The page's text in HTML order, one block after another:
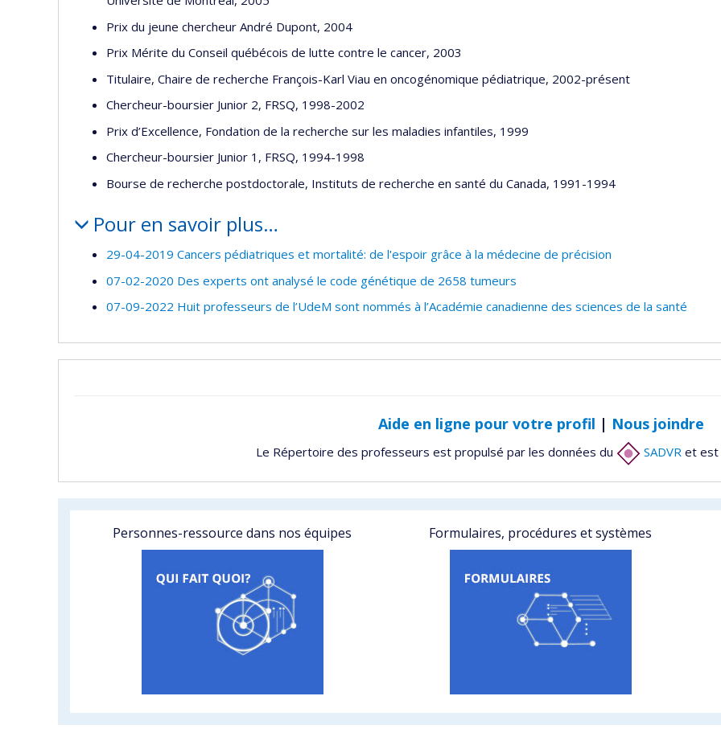
Prix du jeune chercheur André Dupont, 2004
Prix Mérite du Conseil québécois de lutte contre le cancer, 2003
Titulaire, Chaire de recherche François-Karl Viau en oncogénomique pédiatrique, 2002-présent
Chercheur-boursier Junior 2, FRSQ, 1998-2002
Prix d’Excellence, Fondation de la recherche sur les maladies infantiles, 1999
Chercheur-boursier Junior 1, FRSQ, 1994-1998
Bourse de recherche postdoctorale, Instituts de recherche en santé du Canada, 1991-1994
Pour en savoir plus…
29-04-2019 Cancers pédiatriques et mortalité: de l'espoir grâce à la médecine de précision
07-02-2020 Des experts ont analysé le code génétique de 2658 tumeurs
07-09-2022 Huit professeurs de l’UdeM sont nommés à l’Académie canadienne des sciences de la santé
Aide en ligne pour votre profil | Nous joindre
Le Répertoire des professeurs est propulsé par les données du SADVRet est
Personnes-ressource dans nos équipes Formulaires, procédures et systèmes